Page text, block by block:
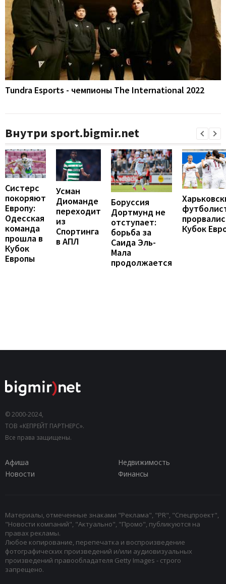
Tundra Esports - чемпионы The International 2022
Внутри sport.bigmir.net
Систерс
покоряют
Европу:
Одесская
команда
прошла в
Кубок
Европы
Усман
Диоманде
переходит
из
Спортинга
в АПЛ
Боруссия
Дортмунд не
отступает:
борьба за
Саида Эль-
Мала
продолжается
Кубок
© 2000-2024,
ТОВ «КЕПРЕЙТ ПАРТНЕРС».
Все права защищены.
Афиша
Недвижимость
Новости
Финансы
Материалы, отмеченные знаками "Реклама", "PR", "Спецпроект",
"Новости компаний", "Актуально", "Промо", публикуются на
правах рекламы.
Любое копирование, перепечатка и воспроизведение
фотографических произведений и/или аудиовизуальных
произведений правообладателя Getty Images - строго
запрещено.